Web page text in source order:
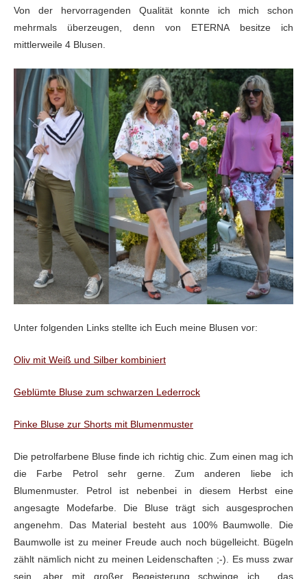
Von der hervorragenden Qualität konnte ich mich schon
mehrmals überzeugen, denn von ETERNA besitze ich
mittlerweile 4 Blusen.
Unter folgenden Links stellte ich Euch meine Blusen vor:
Oliv mit Weiß und Silber kombiniert
Geblümte Bluse zum schwarzen Lederrock
Pinke Bluse zur Shorts mit Blumenmuster
Die petrolfarbene Bluse finde ich richtig chic. Zum einen mag ich
die Farbe Petrol sehr gerne. Zum anderen liebe ich
Blumenmuster. Petrol ist nebenbei in diesem Herbst eine
angesagte Modefarbe. Die Bluse trägt sich ausgesprochen
angenehm. Das Material besteht aus 100% Baumwolle. Die
Baumwolle ist zu meiner Freude auch noch bügelleicht. Bügeln
zählt nämlich nicht zu meinen Leidenschaften ;-). Es muss zwar
sein, aber mit großer Begeisterung schwinge ich das